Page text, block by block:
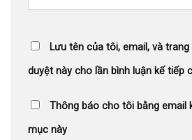
Lưu tên của tôi, email, và
duyệt này cho lần bình luận kế tiếp
Thông báo cho tôi bằng email
mục này